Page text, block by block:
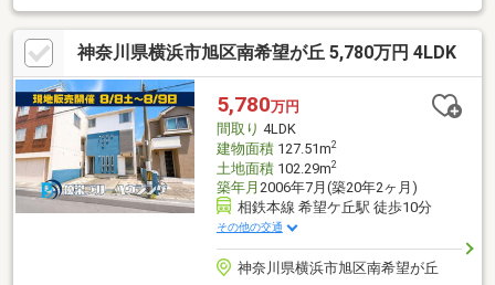
小中一貫校 緑園学園まで徒歩６分
神奈川県横浜市旭区南希望が丘 5,780万円 4LDK
5,780万円
間取り 4LDK
建物面積127.51m2
土地面積102.29m2
築年月 2006年7月(築20年2ヶ月)
相鉄本線 希望ケ丘駅 徒歩10分
その他の交通
神奈川県横浜市旭区南希望が丘